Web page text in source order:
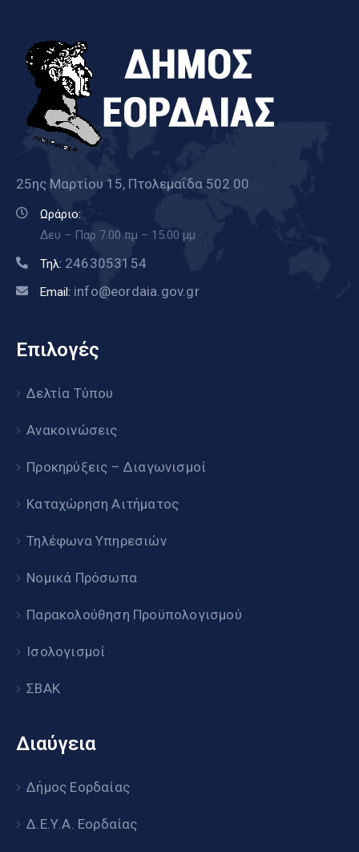
25ης Μαρτίου 15, Πτολεμαΐδα 502 00
Ωράριο:
Δευ – Παρ 7.00 πμ – 15.00 μμ
Τηλ: 2463053154
Email: info@eordaia.gov.gr
Επιλογές
Δελτία Τύπου
Ανακοινώσεις
Προκηρύξεις – Διαγωνισμοί
Καταχώρηση Αιτήματος
Τηλέφωνα Υπηρεσιών
Νομικά Πρόσωπα
Παρακολούθηση Προϋπολογισμού
Ισολογισμοί
ΣΒΑΚ
Διαύγεια
Δήμος Εορδαίας
Δ.Ε.Υ.Α. Εορδαίας